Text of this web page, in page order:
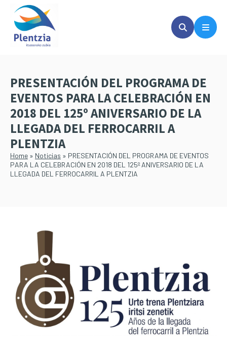
Saltar
contenido
principal
Saltar
PRESENTACIÓN DEL PROGRAMA DE
EVENTOS PARA LA CELEBRACIÓN EN
2018 DEL 125º ANIVERSARIO DE LA
LLEGADA DEL FERROCARRIL A
PLENTZIA
Home » Noticias » PRESENTACIÓN DEL PROGRAMA DE EVENTOS
PARA LA CELEBRACIÓN EN 2018 DEL 125º ANIVERSARIO DE LA
LLEGADA DEL FERROCARRIL A PLENTZIA